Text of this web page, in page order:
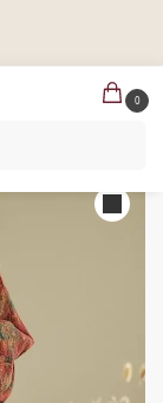
0
Ethnique Rouge